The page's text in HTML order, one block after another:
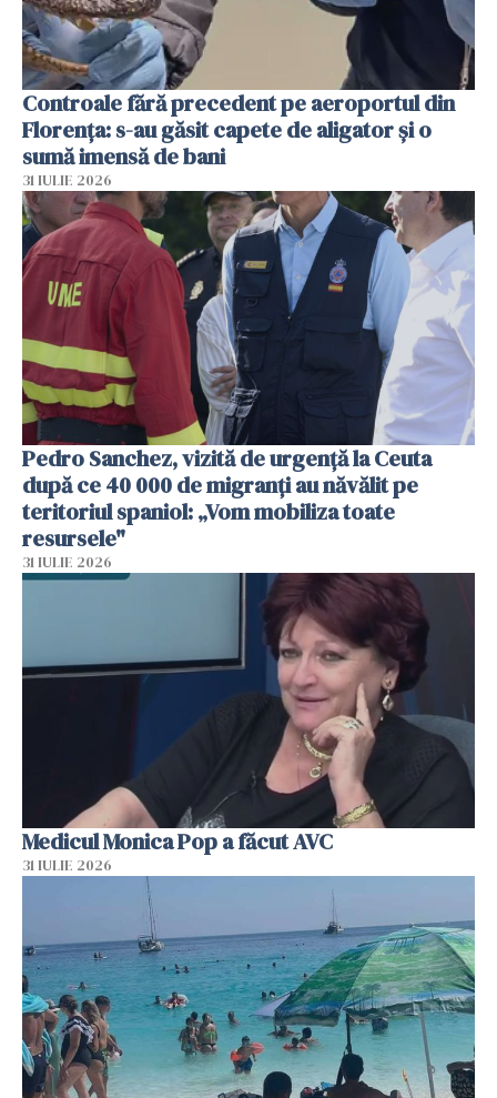
Controale fără precedent pe aeroportul din
Florența: s-au găsit capete de aligator și o
sumă imensă de bani
31 IULIE 2026
Pedro Sanchez, vizită de urgență la Ceuta
după ce 40 000 de migranți au năvălit pe
teritoriul spaniol: „Vom mobiliza toate
resursele"
31 IULIE 2026
Medicul Monica Pop a făcut AVC
31 IULIE 2026